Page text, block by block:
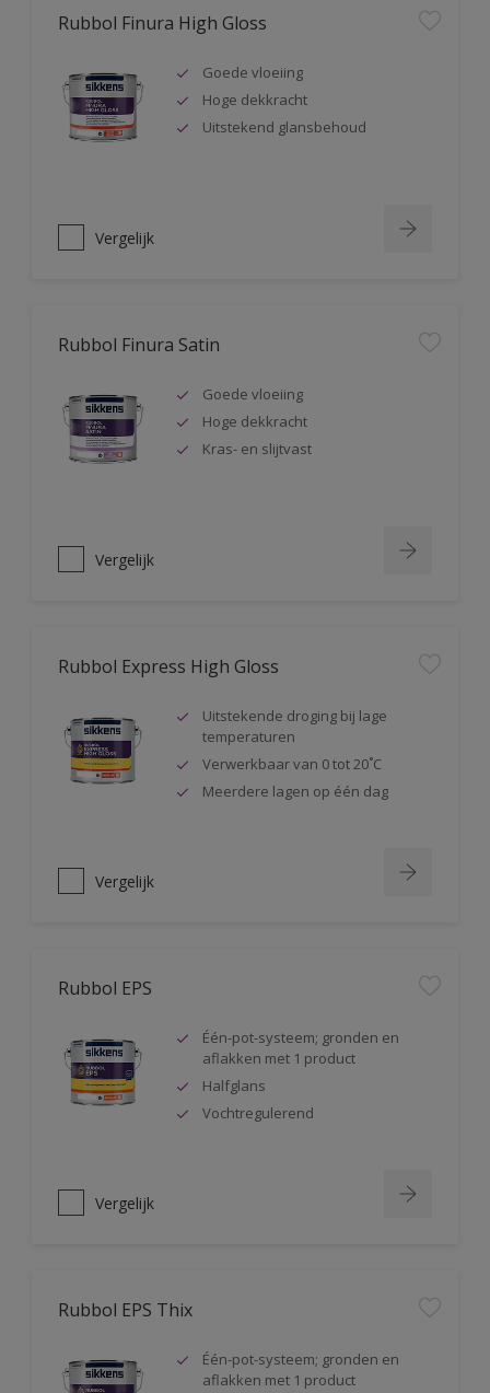
Rubbol Finura High Gloss
Goede vloeiing
Hoge dekkracht
Uitstekend glansbehoud
Vergelijk
Rubbol Finura Satin
Goede vloeiing
Hoge dekkracht
Kras- en slijtvast
Vergelijk
Rubbol Express High Gloss
Uitstekende droging bij lage
temperaturen
Verwerkbaar van 0 tot 20˚C
Meerdere lagen op één dag
Vergelijk
Rubbol EPS
Één-pot-systeem; gronden en
aflakken met 1 product
Halfglans
Vochtregulerend
Vergelijk
Rubbol EPS Thix
Één-pot-systeem; gronden en
aflakken met 1 product